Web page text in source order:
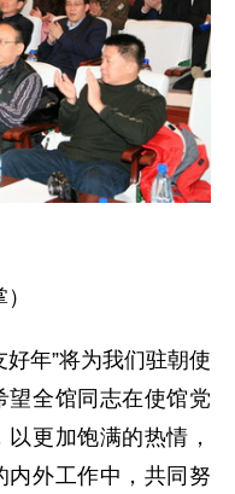
年”将为我们驻朝使
望全馆同志在使馆党
更加饱满的热情，
内外工作中，共同努